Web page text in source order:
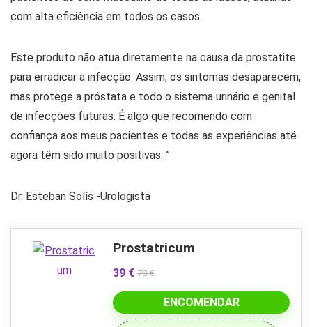
com alta eficiência em todos os casos.
Este produto não atua diretamente na causa da prostatite
para erradicar a infecção. Assim, os sintomas desaparecem,
mas protege a próstata e todo o sistema urinário e genital
de infecções futuras. É algo que recomendo com
confiança aos meus pacientes e todas as experiências até
agora têm sido muito positivas. ”
Dr. Esteban Solís -Urologista
Prostatricum
39 € 78 €
ENCOMENDAR